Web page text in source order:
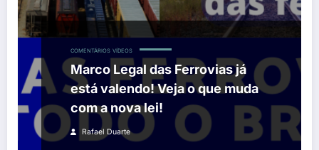
COMENTÁRIOS VÍDEOS
Marco Legal das Ferrovias já
está valendo! Veja o que muda
com a nova lei!
Rafael Duarte